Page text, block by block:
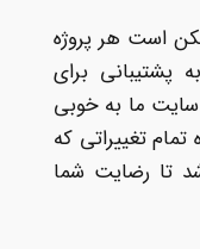
است هر پروژه
پشتیبانی برای
سایت ما به خوبی
تغییراتی که
تا رضایت شما